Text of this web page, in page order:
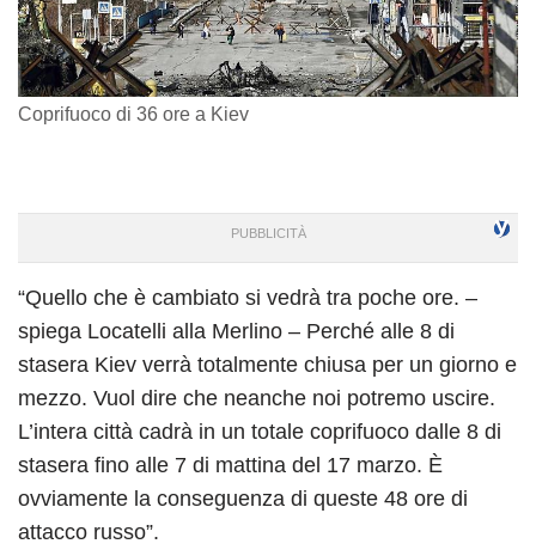
Coprifuoco di 36 ore a Kiev
“Quello che è cambiato si vedrà tra poche ore. –
spiega Locatelli alla Merlino – Perché alle 8 di
stasera Kiev verrà totalmente chiusa per un giorno e
mezzo. Vuol dire che neanche noi potremo uscire.
L’intera città cadrà in un totale coprifuoco dalle 8 di
stasera fino alle 7 di mattina del 17 marzo. È
ovviamente la conseguenza di queste 48 ore di
attacco russo”.